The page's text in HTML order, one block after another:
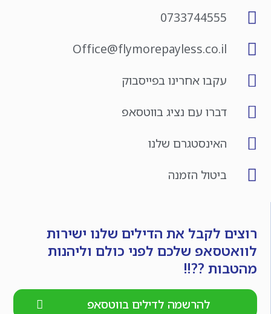
0733744555
Office@flymorepayless.co.il
עקבו אחרינו בפייסבוק
דברו עם נציג בווטסאפ
האינסטגרם שלנו
ביטול הזמנה
רוצים לקבל את הדילים שלנו ישירות
לוואטסאפ שלכם לפני כולם וליהנות
מהטבות ??!!
להרשמה לדילים בווטסאפ